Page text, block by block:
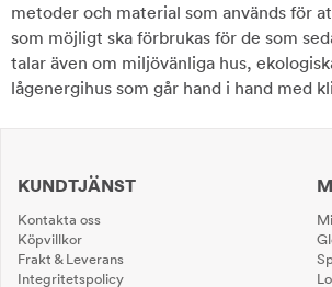
metoder och material som används för
som möjligt ska förbrukas för de som
talar även om miljövänliga hus,
lågenergihus som går hand i hand med
KUNDTJÄNST
Kontakta oss
Köpvillkor
Frakt & Leverans
Integritetspolicy